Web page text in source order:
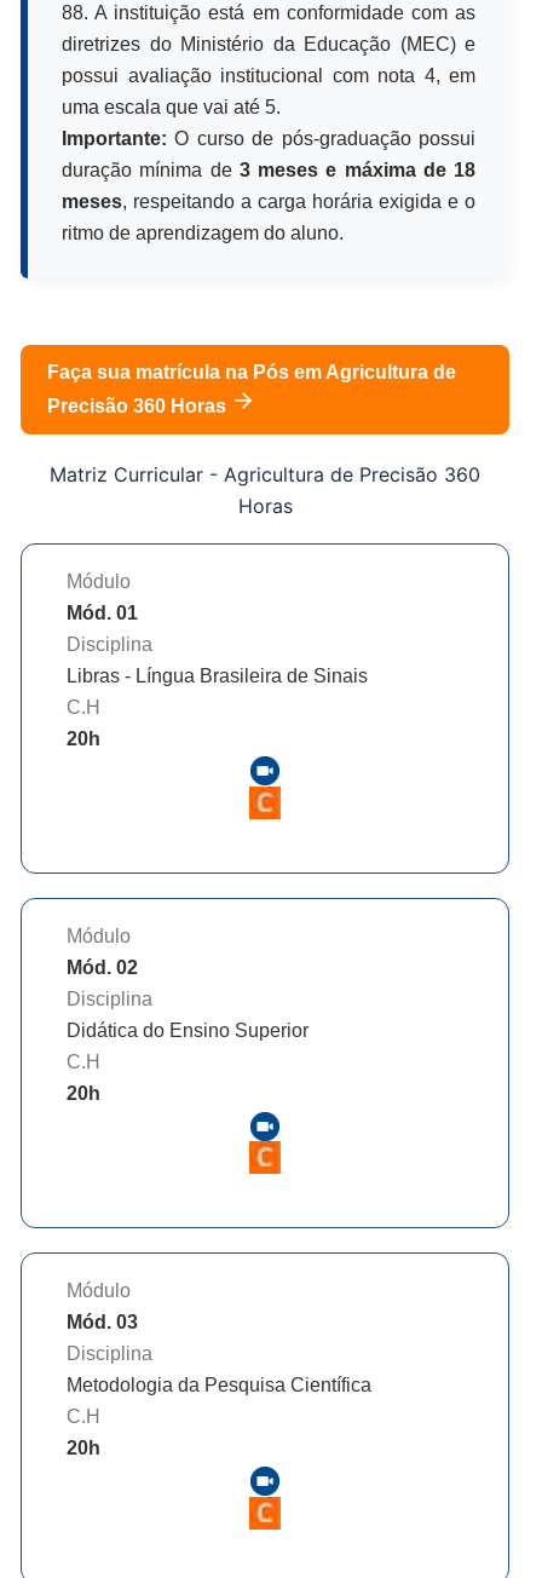
88. A instituição está em conformidade com as
diretrizes do Ministério da Educação (MEC) e
possui avaliação institucional com nota 4, em
uma escala que vai até 5.
Importante: O curso de pós-graduação possui
duração mínima de 3 meses e máxima de 18
meses, respeitando a carga horária exigida e o
ritmo de aprendizagem do aluno.
Faça sua matrícula na Pós emAgricultura de
Precisão 360 Horas
Matriz Curricular - Agricultura de Precisão 360
Horas
Módulo
Mód. 01
Disciplina
Libras - Língua Brasileira de Sinais
C.H
20h
Módulo
Mód. 02
Disciplina
Didática do Ensino Superior
C.H
20h
Módulo
Mód. 03
Disciplina
Metodologia da Pesquisa Científica
C.H
20h